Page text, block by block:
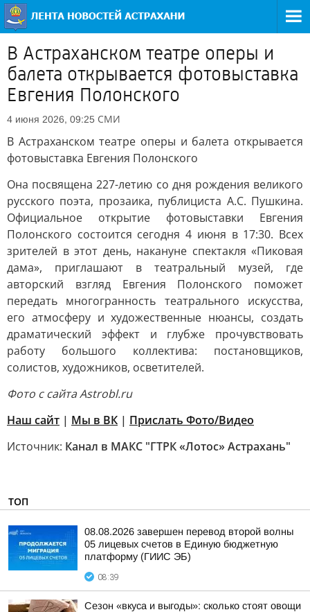
В Астраханском театре оперы и
балета открывается фотовыставка
Евгения Полонского
4 июня 2026, 09:25 СМИ
В Астраханском театре оперы и балета открывается
фотовыставка Евгения Полонского
Она посвящена 227-летию со дня рождения великого
русского поэта, прозаика, публициста А.С. Пушкина.
Официальное открытие фотовыставки Евгения
Полонского состоится сегодня 4 июня в 17:30. Всех
зрителей в этот день, накануне спектакля «Пиковая
дама», приглашают в театральный музей, где
авторский взгляд Евгения Полонского поможет
передать многогранность театрального искусства,
его атмосферу и художественные нюансы, создать
драматический эффект и глубже прочувствовать
работу большого коллектива: постановщиков,
солистов, художников, осветителей.
Фото с сайта Astrobl.ru
Наш сайт | Мы в ВК | Прислать Фото/Видео
Источник: Канал в МАКС "ГТРК «Лотос» Астрахань"
ТОП
08.08.2026 завершен перевод второй волны
05 лицевых счетов в Единую бюджетную
платформу (ГИИС ЭБ)
08:39
Сезон «вкуса и выгоды»: сколько стоят овощи